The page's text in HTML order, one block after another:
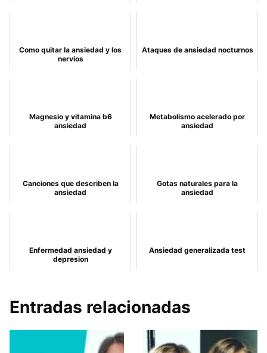
Como quitar la ansiedad y los
nervios
Ataques de ansiedad nocturnos
Magnesio y vitamina b6
ansiedad
Metabolismo acelerado por
ansiedad
Canciones que describen la
ansiedad
Gotas naturales para la
ansiedad
Enfermedad ansiedad y
depresion
Ansiedad generalizada test
Entradas relacionadas